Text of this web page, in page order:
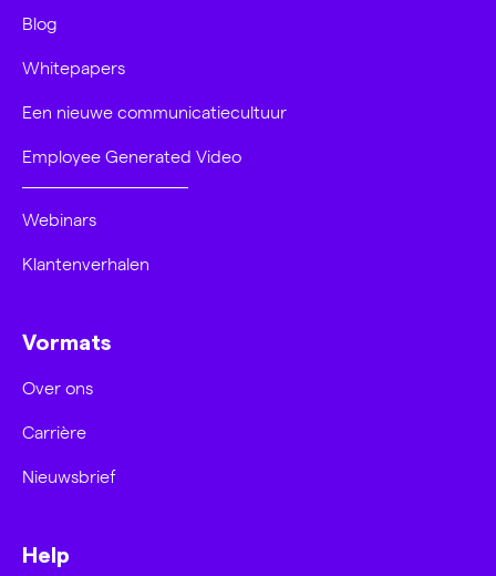
Blog
Whitepapers
Een nieuwe communicatiecultuur
Employee Generated Video
Webinars
Klantenverhalen
Vormats
Over ons
Carrière
Nieuwsbrief
Help